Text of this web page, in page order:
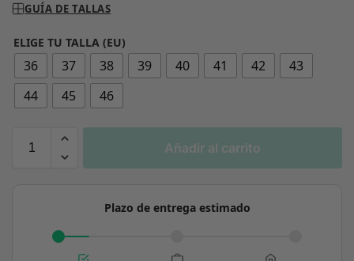
GUÍA DE TALLAS
ELIGE TU TALLA (EU)
36 37 38 39 40 41 42
43
44
45 46
Añadir al carrito
Plazo de entrega estimado